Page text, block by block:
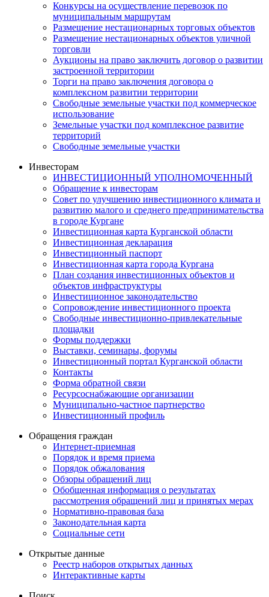
Конкурсы на осуществление перевозок по
муниципальным маршрутам
Размещение нестационарных торговых объектов
Размещение нестационарных объектов уличной
торговли
Аукционы на право заключить договор о развитии
застроенной территории
Торги на право заключения договора о
комплексном развитии территории
Свободные земельные участки под коммерческое
использование
Земельные участки под комплексное развитие
территорий
Свободные земельные участки
Инвесторам
ИНВЕСТИЦИОННЫЙ УПОЛНОМОЧЕННЫЙ
Обращение к инвесторам
Совет по улучшению инвестиционного климата и
развитию малого и среднего предпринимательства
в городе Кургане
Инвестиционная карта Курганской области
Инвестиционная декларация
Инвестиционный паспорт
Инвестиционная карта города Кургана
План создания инвестиционных объектов и
объектов инфраструктуры
Инвестиционное законодательство
Сопровождение инвестиционного проекта
Свободные инвестиционно-привлекательные
площадки
Формы поддержки
Выставки, семинары, форумы
Инвестиционный портал Курганской области
Контакты
Форма обратной связи
Ресурсоснабжающие организации
Муниципально-частное партнерство
Инвестиционный профиль
Обращения граждан
Интернет-приемная
Порядок и время приема
Порядок обжалования
Обзоры обращений лиц
Обобщенная информация о результатах
рассмотрения обращений лиц и принятых мерах
Нормативно-правовая база
Законодательная карта
Социальные сети
Открытые данные
Реестр наборов открытых данных
Интерактивные карты